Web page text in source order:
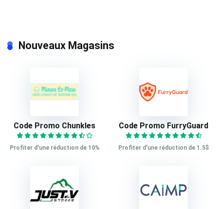
Nouveaux Magasins
Code Promo Chunkles
Profiter d'une réduction de 10%
Code Promo FurryGuard
Profiter d'une réduction de 1.5$